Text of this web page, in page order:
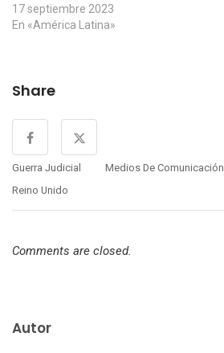
17 septiembre 2023
En «América Latina»
Share
Guerra Judicial
Medios De Comunicación
Reino Unido
Comments are closed.
Autor